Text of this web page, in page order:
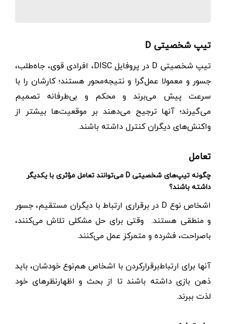
تیپ شخصیتی D
تیپ شخصیتی D در پروفایل DISC، افرادی قوی، جاه‌طلب،
جسور و معمولا عمل‌گرا و نتیجه‌محور هستند؛ کارشان را با
سرعت پیش می‌برند و محکم و بی‌طرفانه تصمیم
می‌گیرند؛ آنها ترجیح می‌دهند بر موقعیت‌ها بیشتر از
واکنش‌های دیگران کنترل داشته باشند.
تعامل
چگونه تیپ‌های شخصیتی D می‌توانند تعامل مؤثری با یکدیگر
داشته باشند؟
اشخاص نوع D در برقراری ارتباط با دیگران مستقیم، جسور
و منطقی هستند. وقتی برای حل مشکلی تلاش می‌کنند،
باصراحت، فشرده و متمرکز عمل می‌کنند.
آنها برای ارتباط‌برقرارکردن با اشخاص هم‌نوع خودشان، باید
ذهن بازی داشته باشند تا از بحث و اظهارنظرهای خود
لذت ببرند.